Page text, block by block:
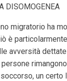
DISOMOGENEA
migratorio ha
è
avversità
persone
un